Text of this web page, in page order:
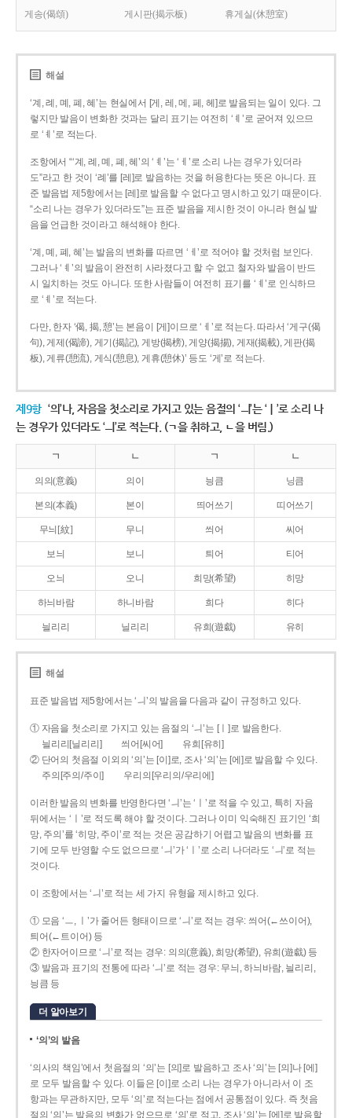
게송(偈頌) 게시판(揭示板) 휴게실(休憩室)
해설
‘계, 례, 몌, 폐, 혜’는 현실에서 [게, 레, 메, 페, 헤]로 발음되는 일이 있다. 그
렇지만 발음이 변화한 것과는 달리 표기는 여전히 ‘ㅖ’로 굳어져 있으므
로 ‘ㅖ’로 적는다.
조항에서 “‘계, 례, 몌, 폐, 혜’의 ‘ㅖ’는 ‘ㅔ’로 소리 나는 경우가 있더라
도”라고 한 것이 ‘례’를 [레]로 발음하는 것을 허용한다는 뜻은 아니다. 표
준 발음법 제5항에서는 [레]로 발음할 수 없다고 명시하고 있기 때문이다.
“소리 나는 경우가 있더라도”는 표준 발음을 제시한 것이 아니라 현실 발
음을 언급한 것이라고 해석해야 한다.
‘계, 몌, 폐, 혜’는 발음의 변화를 따르면 ‘ㅔ’로 적어야 할 것처럼 보인다.
그러나 ‘ㅖ’의 발음이 완전히 사라졌다고 할 수 없고 철자와 발음이 반드
시 일치하는 것도 아니다. 또한 사람들이 여전히 표기를 ‘ㅖ’로 인식하므
로 ‘ㅖ’로 적는다.
다만, 한자 ‘偈, 揭, 憩’는 본음이 [게]이므로 ‘ㅔ’로 적는다. 따라서 ‘게구(偈
句), 게제(偈諦), 게기(揭記), 게방(揭榜), 게양(揭揚), 게재(揭載), 게판(揭
板), 게류(憩流), 게식(憩息), 게휴(憩休)’ 등도 ‘게’로 적는다.
제9항 ‘의’나, 자음을 첫소리로 가지고 있는 음절의 ‘ㅢ’는 ‘ㅣ’로 소리 나
는 경우가 있더라도 ‘ㅢ’로 적는다. (ㄱ을 취하고, ㄴ을 버림.)
ㄱ ㄴ ㄱ ㄴ
의의(意義) 의이 닁큼 닝큼
본의(本義) 본이 띄어쓰기 띠어쓰기
무늬[紋] 무니 씌어 씨어
보늬 보니 틔어 티어
오늬 오니 희망(希望) 히망
하늬바람 하니바람 희다 히다
늴리리 닐리리 유희(遊戱) 유히
해설
표준 발음법 제5항에서는 ‘ㅢ’의 발음을 다음과 같이 규정하고 있다.
① 자음을 첫소리로 가지고 있는 음절의 ‘ㅢ’는 [ㅣ]로 발음한다.
늴리리[닐리리]
씌어[씨어]
유희[유히]
② 단어의 첫음절 이외의 ‘의’는 [이]로, 조사 ‘의’는 [에]로 발음할 수 있다.
주의[주의/주이]
우리의[우리의/우리에]
이러한 발음의 변화를 반영한다면 ‘ㅢ’는 ‘ㅣ’로 적을 수 있고, 특히 자음
뒤에서는 ‘ㅣ’로 적도록 해야 할 것이다. 그러나 이미 익숙해진 표기인 ‘희
망, 주의’를 ‘히망, 주이’로 적는 것은 공감하기 어렵고 발음의 변화를 표
기에 모두 반영할 수도 없으므로 ‘ㅢ’가 ‘ㅣ’로 소리 나더라도 ‘ㅢ’로 적는
것이다.
이 조항에서는 ‘ㅢ’로 적는 세 가지 유형을 제시하고 있다.
① 모음 ‘ㅡ, ㅣ’가 줄어든 형태이므로 ‘ㅢ’로 적는 경우: 씌어(←쓰이어),
틔어(←트이어) 등
② 한자어이므로 ‘ㅢ’로 적는 경우: 의의(意義), 희망(希望), 유희(遊戱) 등
③ 발음과 표기의 전통에 따라 ‘ㅢ’로 적는 경우: 무늬, 하늬바람, 늴리리,
닁큼 등
더 알아보기
‘의’의 발음
‘의사의 책임’에서 첫음절의 ‘의’는 [의]로 발음하고 조사 ‘의’는 [의]나 [에]
로 모두 발음할 수 있다. 이들은 [이]로 소리 나는 경우가 아니라서 이 조
항과는 무관하지만, 모두 ‘의’로 적는다는 점에서 공통점이 있다. 즉 첫음
절의 ‘의’는 발음의 변화가 없으므로 ‘의’로 적고, 조사 ‘의’는 [에]로 발음할